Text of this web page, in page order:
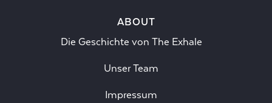
ABOUT
Die Geschichte von The Exhale
Unser Team
Impressum